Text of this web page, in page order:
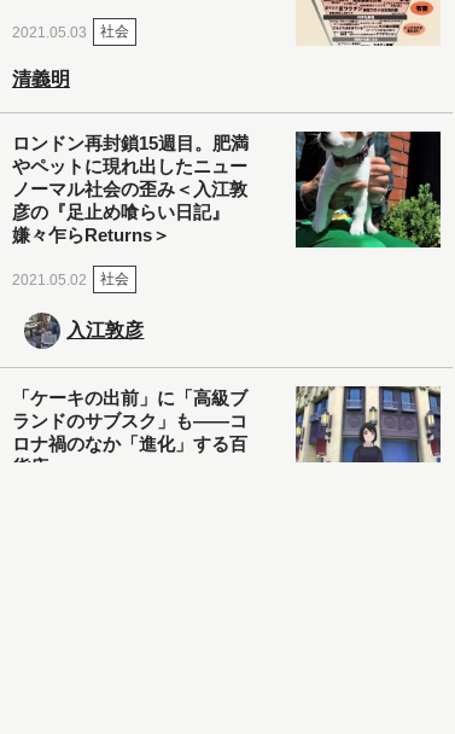
2021.05.03 社会
清義明
ロンドン再封鎖15週目。肥満
やペットに現れ出したニュー
ノーマル社会の歪み＜入江敦
彦の『足止め喰らい日記』
嫌々乍らReturns＞
2021.05.02 社会
入江敦彦
「ケーキの出前」に「高級ブ
ランドのサブスク」も――コ
ロナ禍のなか「進化」する百
貨店